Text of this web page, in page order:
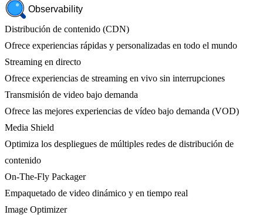
Observability
Distribución de contenido (CDN)
Ofrece experiencias rápidas y personalizadas en todo el mundo
Streaming en directo
Ofrece experiencias de streaming en vivo sin interrupciones
Transmisión de video bajo demanda
Ofrece las mejores experiencias de vídeo bajo demanda (VOD)
Media Shield
Optimiza los despliegues de múltiples redes de distribución de
contenido
On-The-Fly Packager
Empaquetado de video dinámico y en tiempo real
Image Optimizer